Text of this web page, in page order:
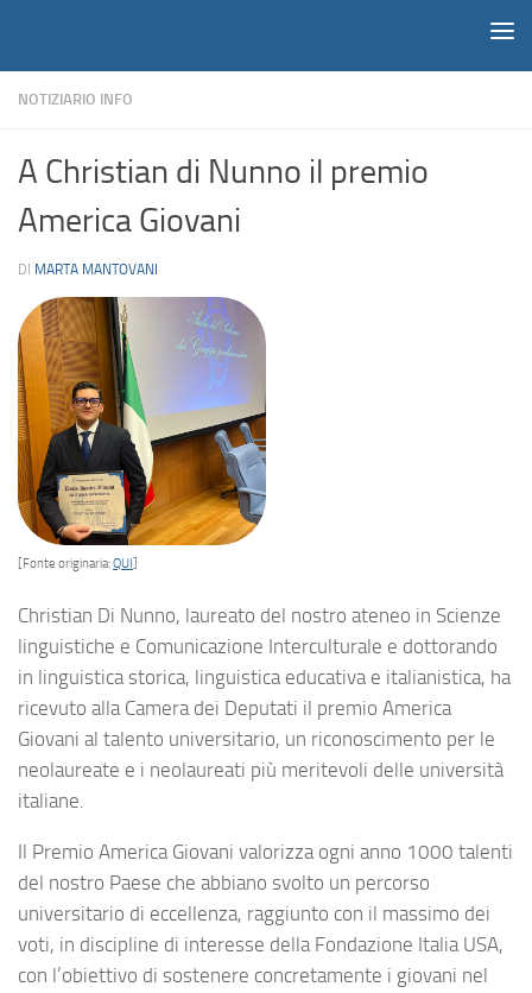
NOTIZIARIO INFO
A Christian di Nunno il premio
America Giovani
DI MARTA MANTOVANI
[Fonte originaria:QUI
Christian Di Nunno, laureato del nostro ateneo in Scienze
linguistiche e Comunicazione Interculturale e dottorando
in linguistica storica, linguistica educativa e italianistica, ha
ricevuto alla Camera dei Deputati il premio America
Giovani al talento universitario, un riconoscimento per le
neolaureate e i neolaureati più meritevoli delle università
italiane.
Il Premio America Giovani valorizza ogni anno 1000 talenti
del nostro Paese che abbiano svolto un percorso
universitario di eccellenza, raggiunto con il massimo dei
voti, in discipline di interesse della Fondazione Italia USA,
con l’obiettivo di sostenere concretamente i giovani nel